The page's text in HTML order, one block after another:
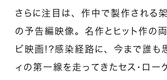
さらに注目は、作中で製作される
の予告編映像。名作とヒット作の
ビ映画！？感染経路に、今まで誰も
ィの第一線を走ってきたセス・ロー